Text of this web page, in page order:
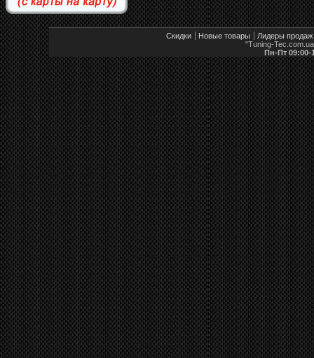
Скидки Новые товары
Лидеры продаж
"Tuning-
Пн-Пт 09:00-